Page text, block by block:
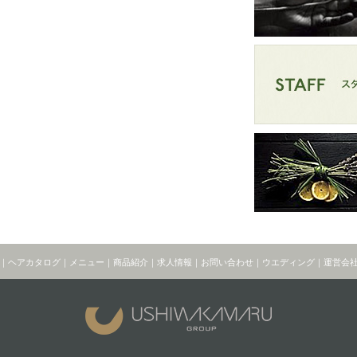
｜ ヘアカタログ｜ メニュー ｜ 商品紹介 ｜ 求人情報 ｜ お問い合わせ｜ ウエディング｜ 運営会